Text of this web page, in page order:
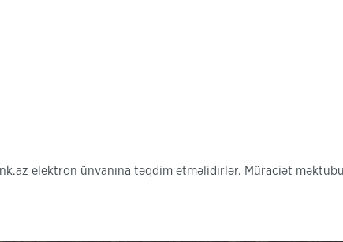
elektron ünvanına təqdim etməlidirlər. Müraciət